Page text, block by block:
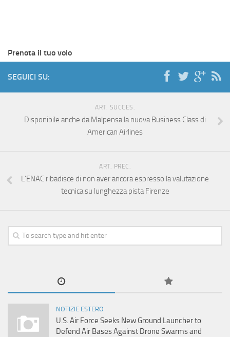
Prenota il tuo volo
SEGUICI SU:
ART. SUCCES.
Disponibile anche da Malpensa la nuova Business Class di
American Airlines
ART. PREC.
L’ENAC ribadisce di non aver ancora espresso la valutazione
tecnica su lunghezza pista Firenze
NOTIZIE ESTERO
U.S. Air Force Seeks New Ground Launcher to
Defend Air Bases Against Drone Swarms and